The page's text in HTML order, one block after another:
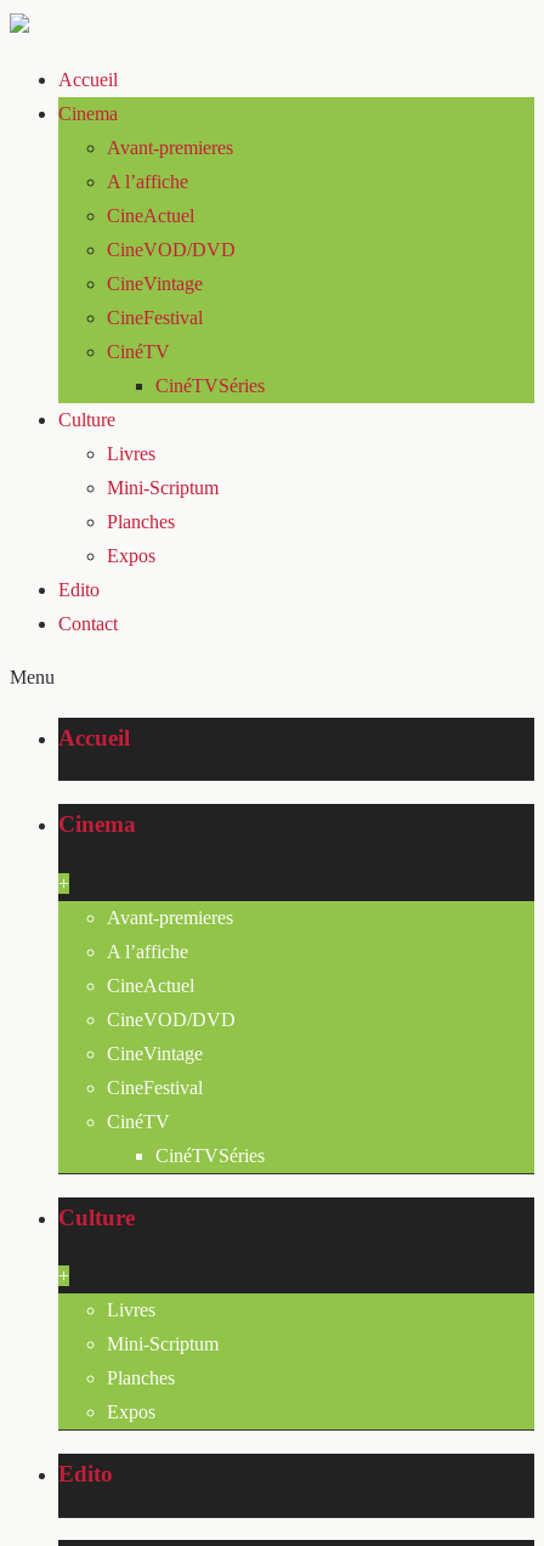
Accueil
Cinema
Avant-premieres
A l’affiche
CineActuel
CineVOD/DVD
CineVintage
CineFestival
CinéTV
CinéTVSéries
Culture
Livres
Mini-Scriptum
Planches
Expos
Edito
Contact
Menu
Accueil
Cinema
+
Avant-premieres
A l’affiche
CineActuel
CineVOD/DVD
CineVintage
CineFestival
CinéTV
CinéTVSéries
Culture
+
Livres
Mini-Scriptum
Planches
Expos
Edito